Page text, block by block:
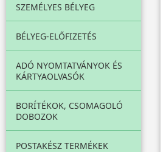
SZEMÉLYES BÉLYEG
BÉLYEG-ELŐFIZETÉS
ADÓ NYOMTATVÁNYOK ÉS
KÁRTYAOLVASÓK
BORÍTÉKOK, CSOMAGOLÓ
DOBOZOK
POSTAKÉSZ TERMÉKEK